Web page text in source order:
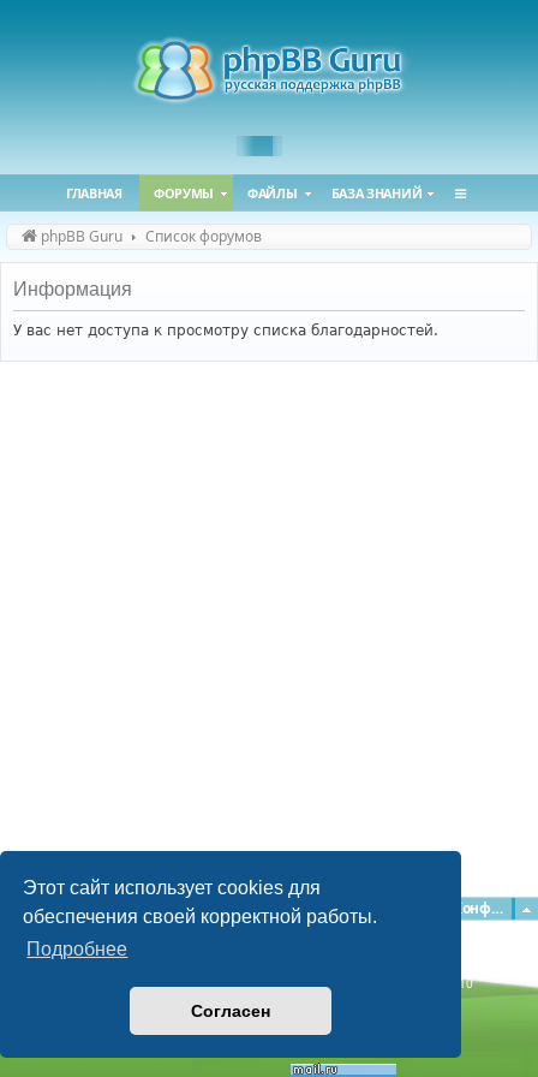
Этот сайт использует cookies для
обеспечения своей корректной работы.
Подробнее
Согласен
ГЛАВНАЯ ФОРУМЫ ФАЙЛЫ БАЗА ЗНАНИЙ
phpBB Guru Список форумов
Информация
У вас нет доступа к просмотру списка благодарностей.
Главная Форумы Конфиденциальность
Наша команда
Time: 0.062s| Peak Memory Usage: 2.15 МБ | GZIP: Off |
Queries: 10
© phpBB Guru, 2004—2026
Powered by
Style byArtodia